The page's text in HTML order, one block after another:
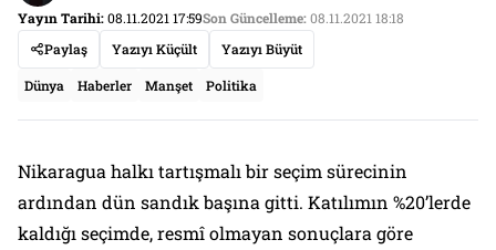
Yayın Tarihi:08.11.2021 17:59Son Güncelleme:08.11.2021 18:18
Paylaş
Yazıyı Küçült Yazıyı Büyüt
Dünya Haberler Manşet Politika
Nikaragua halkı tartışmalı bir seçim sürecinin
ardından dün sandık başına gitti. Katılımın %20’lerde
kaldığı seçimde, resmî olmayan sonuçlara göre